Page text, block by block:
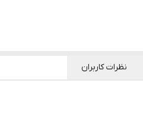
نظرات کاربران